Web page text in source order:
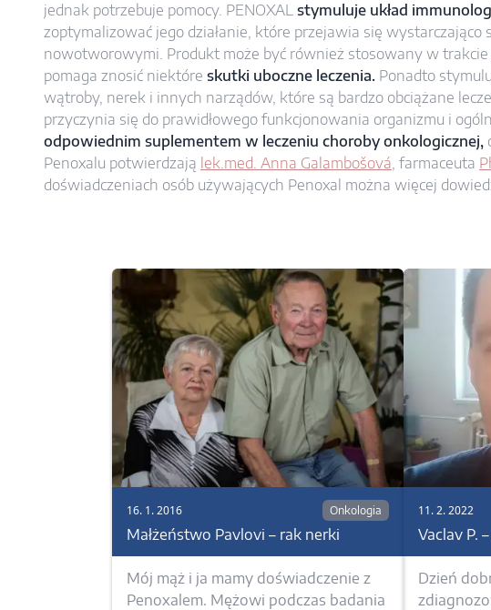
jednak potrzebuje pomocy. PENOXAL stymuluje układ
zoptymalizować jego działanie, które przejawia się
nowotworowymi. Produkt może być również stosowany w trakcie
pomaga znosić niektóre skutki uboczne leczenia. Ponadto
wątroby, nerek i innych narządów, które są bardzo obciążane
przyczynia się do prawidłowego funkcjonowania organizmu i
odpowiednim suplementem w leczeniu choroby onkologicznej,
Penoxalu potwierdzają lek.med. Anna Galambošová, farmaceuta
doświadczeniach osób używających Penoxal można więcej
16. 1. 2016 Onkologia
Małżeństwo Pavlovi – rak nerki
Mój mąż i ja mamy doświadczenie z
Penoxalem. Mężowi podczas badania
11. 2. 2022
Vaclav P.
Dzień